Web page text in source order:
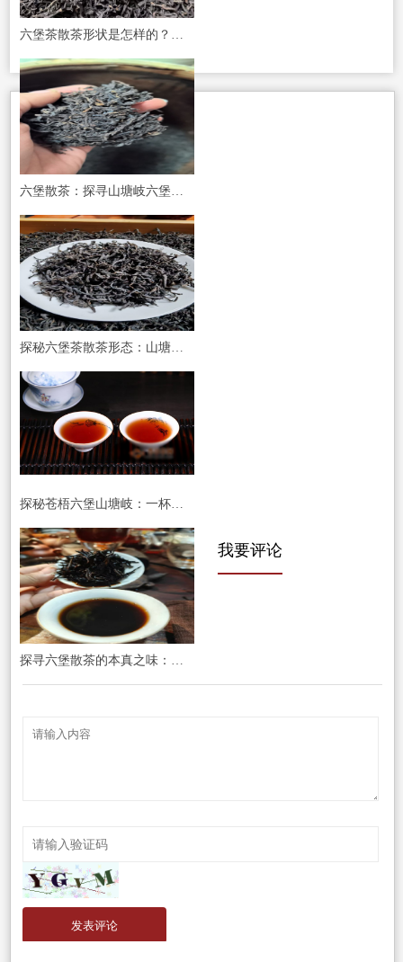
六堡茶散茶形状是怎样的？一篇文章说透散茶的“外相”与品质密码
六堡散茶：探寻山塘岐六堡茶的醇香魅力
探秘六堡茶散茶形态：山塘岐六堡茶，自然馈赠的醇香之选
探秘苍梧六堡山塘岐：一杯六堡散茶，品味时光的醇香与价值
探寻六堡散茶的本真之味：山塘岐，源自核心产区的时光馈赠
我要评论
发表评论